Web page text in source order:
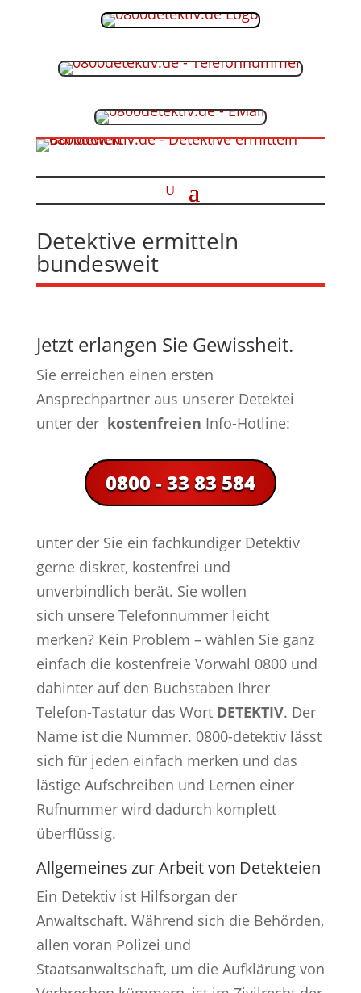
Detektive ermitteln
bundesweit
Jetzt erlangen Sie Gewissheit.
Sie erreichen einen ersten
Ansprechpartner aus unserer Detektei
unter der kostenfreien Info-Hotline:
0800 - 33 83 584
unter der Sie ein fachkundiger Detektiv
gerne diskret, kostenfrei und
unverbindlich berät. Sie wollen
sich unsere Telefonnummer leicht
merken? Kein Problem – wählen Sie ganz
einfach die kostenfreie Vorwahl 0800 und
dahinter auf den Buchstaben Ihrer
Telefon-Tastatur das Wort DETEKTIV. Der
Name ist die Nummer. 0800-detektiv lässt
sich für jeden einfach merken und das
lästige Aufschreiben und Lernen einer
Rufnummer wird dadurch komplett
überflüssig.
Allgemeines zur Arbeit von Detekteien
Ein Detektiv ist Hilfsorgan der
Anwaltschaft. Während sich die Behörden,
allen voran Polizei und
Staatsanwaltschaft, um die Aufklärung von